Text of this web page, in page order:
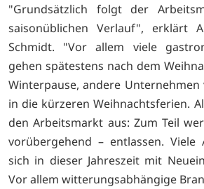
"Grundsätzlich folgt der
saisonüblichen Verlauf", erklärt
Schmidt. "Vor allem viele
gehen spätestens nach dem
Winterpause, andere Unternehmen
in die kürzeren Weihnachtsferien.
den Arbeitsmarkt aus: Zum Teil
vorübergehend – entlassen. Viele
sich in dieser Jahreszeit mit
Vor allem witterungsabhängige